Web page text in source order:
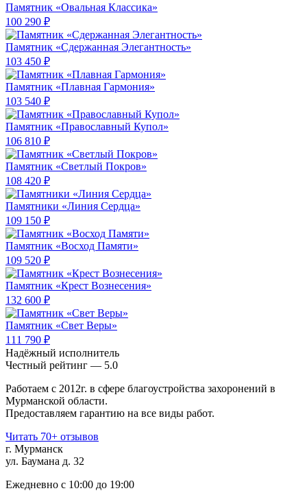
Памятник «Овальная Классика»
100 290 ₽
Памятник «Сдержанная Элегантность»
103 450 ₽
Памятник «Плавная Гармония»
103 540 ₽
Памятник «Православный Купол»
106 810 ₽
Памятник «Светлый Покров»
108 420 ₽
Памятники «Линия Сердца»
109 150 ₽
Памятник «Восход Памяти»
109 520 ₽
Памятник «Крест Вознесения»
132 600 ₽
Памятник «Свет Веры»
111 790 ₽
Надёжный исполнитель
Чеcтный рейтинг — 5.0
Работаем с 2012г. в сфере благоустройства захоронений в
Мурманской области.
Предоставляем гарантию на все виды работ.
Читать 70+ отзывов
г. Мурманск
ул. Баумана д. 32
Ежедневно с 10:00 до 19:00